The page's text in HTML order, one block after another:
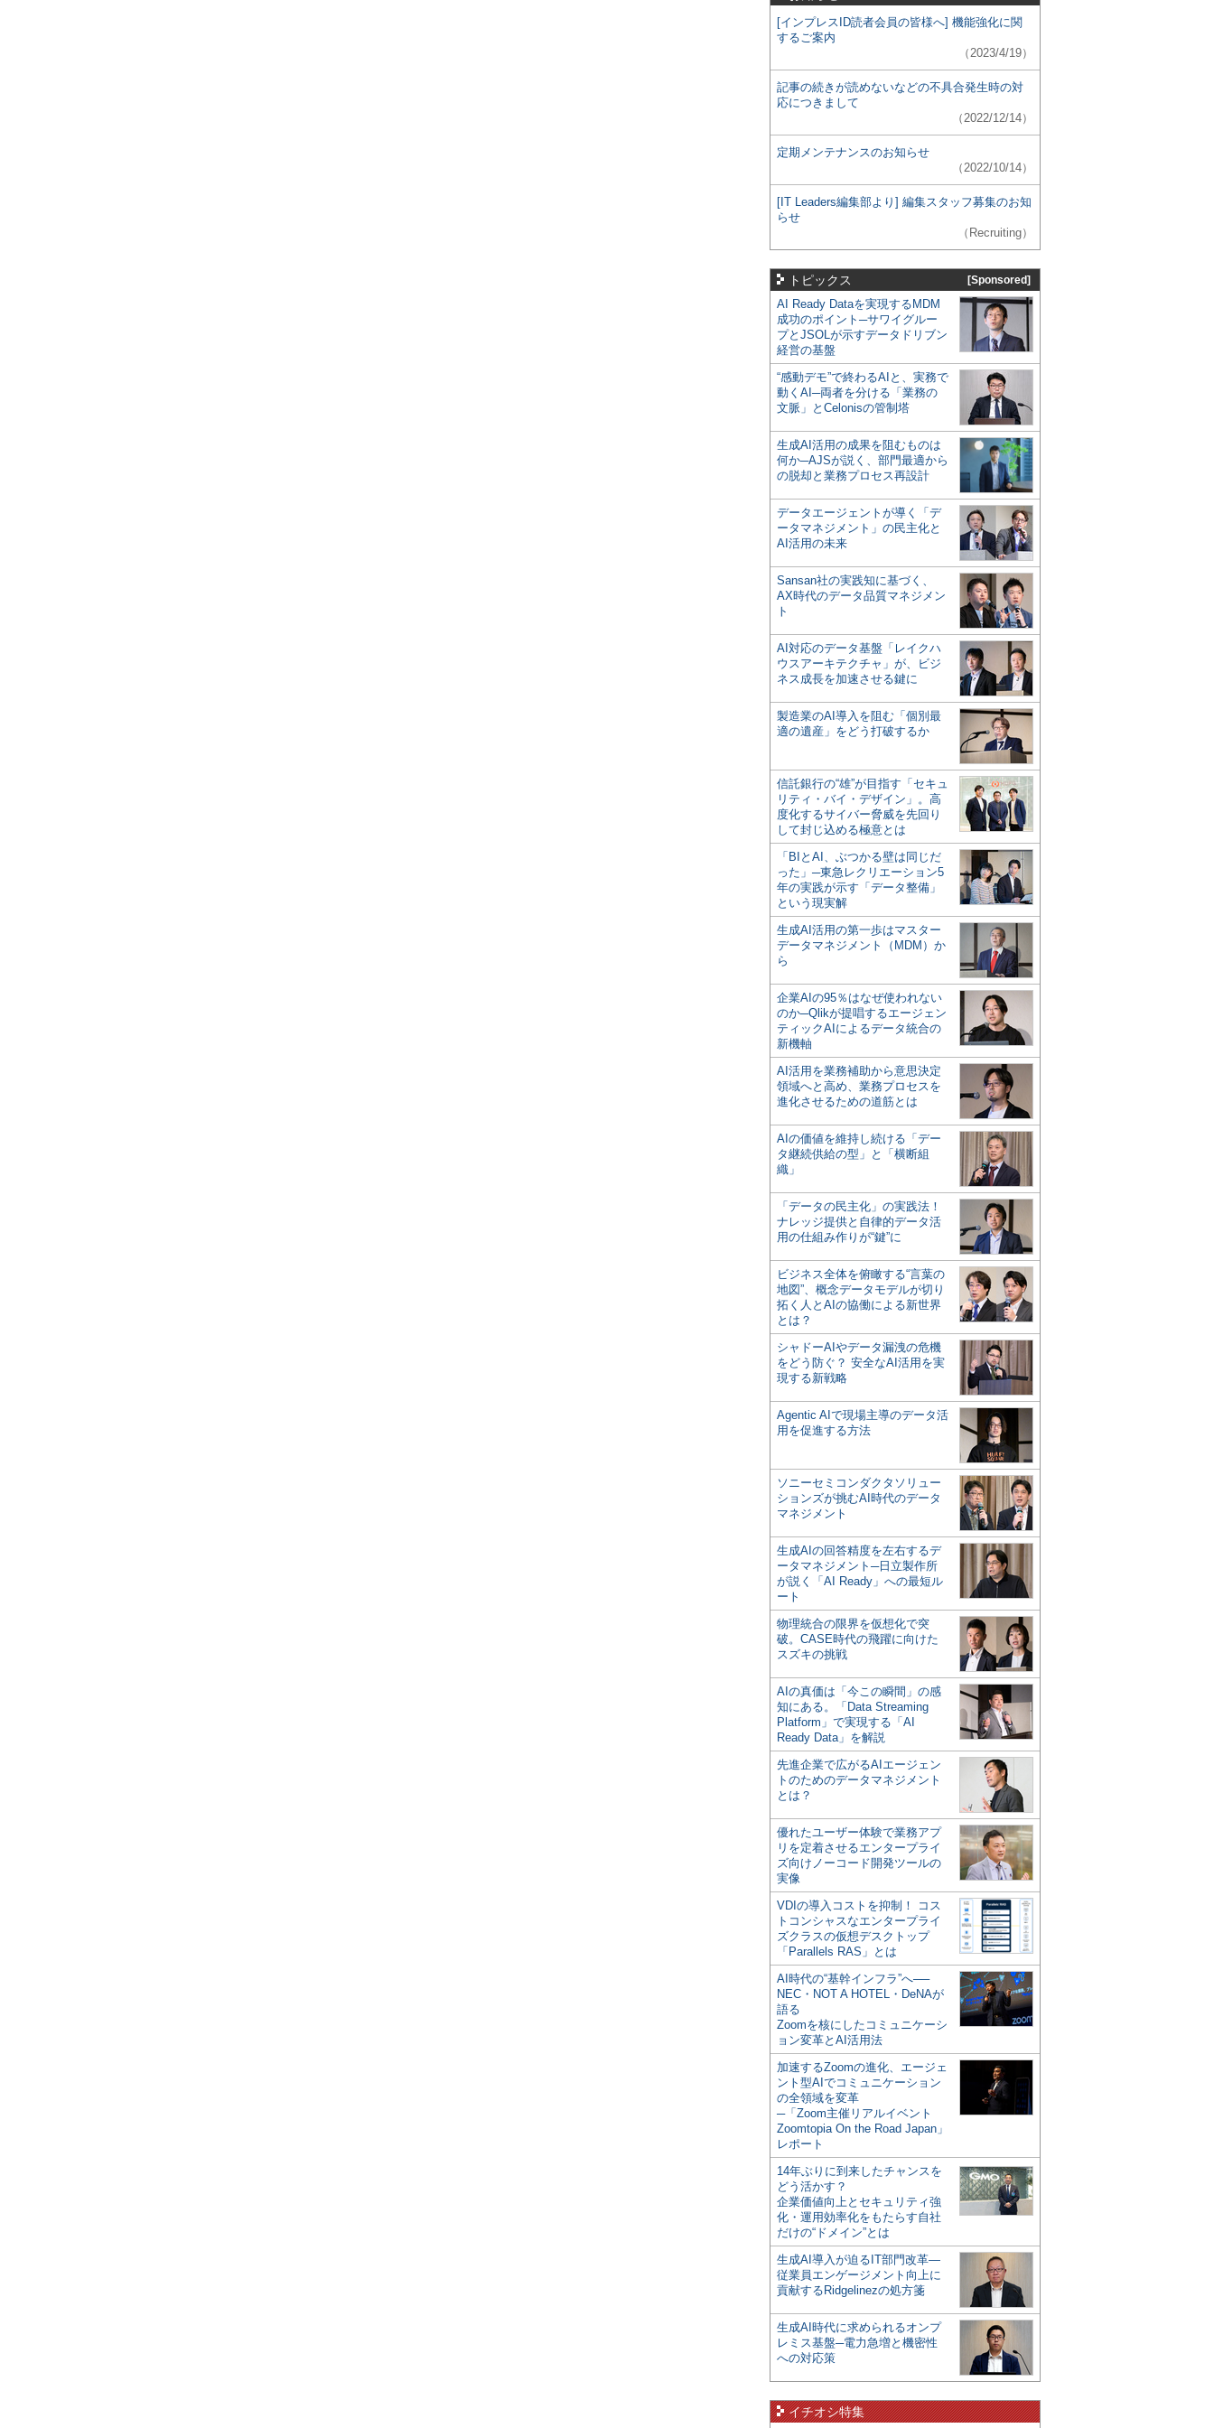
[インプレスID読者会員の皆様へ] 機能強化に関
するご案内
（2023/4/19）
記事の続きが読めないなどの不具合発生時の対
応につきまして
（2022/12/14）
定期メンテナンスのお知らせ
（2022/10/14）
[IT Leaders編集部より] 編集スタッフ募集のお知
らせ
（Recruiting）
トピックス [Sponsored]
AI Ready Dataを実現するMDM
成功のポイント─サワイグルー
プとJSOLが示すデータドリブン
経営の基盤
“感動デモ”で終わるAIと、実務で
動くAI─両者を分ける「業務の
文脈」とCelonisの管制塔
生成AI活用の成果を阻むものは
何か─AJSが説く、部門最適から
の脱却と業務プロセス再設計
データエージェントが導く「デ
ータマネジメント」の民主化と
AI活用の未来
Sansan社の実践知に基づく、
AX時代のデータ品質マネジメン
ト
AI対応のデータ基盤「レイクハ
ウスアーキテクチャ」が、ビジ
ネス成長を加速させる鍵に
製造業のAI導入を阻む「個別最
適の遺産」をどう打破するか
信託銀行の“雄”が目指す「セキュ
リティ・バイ・デザイン」。高
度化するサイバー脅威を先回り
して封じ込める極意とは
「BIとAI、ぶつかる壁は同じだ
った」─東急レクリエーション5
年の実践が示す「データ整備」
という現実解
生成AI活用の第一歩はマスター
データマネジメント（MDM）か
ら
企業AIの95％はなぜ使われない
のか─Qlikが提唱するエージェン
ティックAIによるデータ統合の
新機軸
AI活用を業務補助から意思決定
領域へと高め、業務プロセスを
進化させるための道筋とは
AIの価値を維持し続ける「デー
タ継続供給の型」と「横断組
織」
「データの民主化」の実践法！
ナレッジ提供と自律的データ活
用の仕組み作りが“鍵”に
ビジネス全体を俯瞰する“言葉の
地図”、概念データモデルが切り
拓く人とAIの協働による新世界
とは？
シャドーAIやデータ漏洩の危機
をどう防ぐ？ 安全なAI活用を実
現する新戦略
Agentic AIで現場主導のデータ活
用を促進する方法
ソニーセミコンダクタソリュー
ションズが挑むAI時代のデータ
マネジメント
生成AIの回答精度を左右するデ
ータマネジメント─日立製作所
が説く「AI Ready」への最短ル
ート
物理統合の限界を仮想化で突
破。CASE時代の飛躍に向けた
スズキの挑戦
AIの真価は「今この瞬間」の感
知にある。「Data Streaming
Platform」で実現する「AI
Ready Data」を解説
先進企業で広がるAIエージェン
トのためのデータマネジメント
とは？
優れたユーザー体験で業務アプ
リを定着させるエンタープライ
ズ向けノーコード開発ツールの
実像
VDIの導入コストを抑制！ コス
トコンシャスなエンタープライ
ズクラスの仮想デスクトップ
「Parallels RAS」とは
AI時代の“基幹インフラ”へ──
NEC・NOT A HOTEL・DeNAが
語る
Zoomを核にしたコミュニケーシ
ョン変革とAI活用法
加速するZoomの進化、エージェ
ント型AIでコミュニケーション
の全領域を変革
─「Zoom主催リアルイベント
Zoomtopia On the Road Japan」
レポート
14年ぶりに到来したチャンスを
どう活かす？
企業価値向上とセキュリティ強
化・運用効率化をもたらす自社
だけの“ドメイン”とは
生成AI導入が迫るIT部門改革―
従業員エンゲージメント向上に
貢献するRidgelinezの処方箋
生成AI時代に求められるオンプ
レミス基盤─電力急増と機密性
への対応策
イチオシ特集